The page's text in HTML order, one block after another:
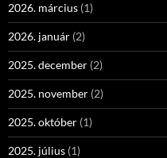
2026. március (1)
2026. január (2)
2025. december (2)
2025. november (2)
2025. október (1)
2025. július (1)